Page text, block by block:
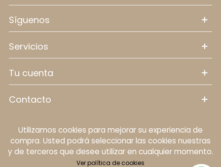
síguenos
servicios
tu cuenta
contacto
Política de cookies Aviso legal
Política de
protección de datos personales
Términos y
condiciones
Utilizamos cookies para mejorar su experiencia de
compra. Usted podrá seleccionar las cookies nuestras
y de terceros que desee utilizar en cualquier momento.
Ver política de cookies